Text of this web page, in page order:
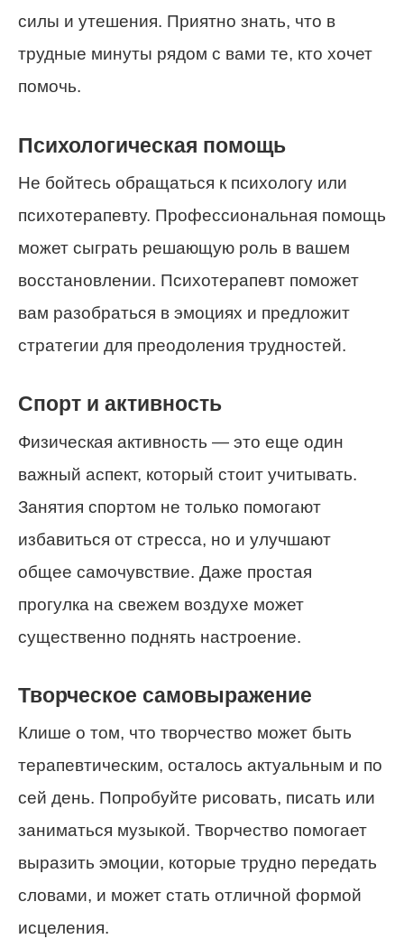
силы и утешения. Приятно знать, что в
трудные минуты рядом с вами те, кто хочет
помочь.
Психологическая помощь
Не бойтесь обращаться к психологу или
психотерапевту. Профессиональная помощь
может сыграть решающую роль в вашем
восстановлении. Психотерапевт поможет
вам разобраться в эмоциях и предложит
стратегии для преодоления трудностей.
Спорт и активность
Физическая активность — это еще один
важный аспект, который стоит учитывать.
Занятия спортом не только помогают
избавиться от стресса, но и улучшают
общее самочувствие. Даже простая
прогулка на свежем воздухе может
существенно поднять настроение.
Творческое самовыражение
Клише о том, что творчество может быть
терапевтическим, осталось актуальным и по
сей день. Попробуйте рисовать, писать или
заниматься музыкой. Творчество помогает
выразить эмоции, которые трудно передать
словами, и может стать отличной формой
исцеления.